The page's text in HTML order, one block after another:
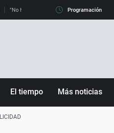
"No hay mafias, que no nos engañen":
Programación
El tiempo Más noticias